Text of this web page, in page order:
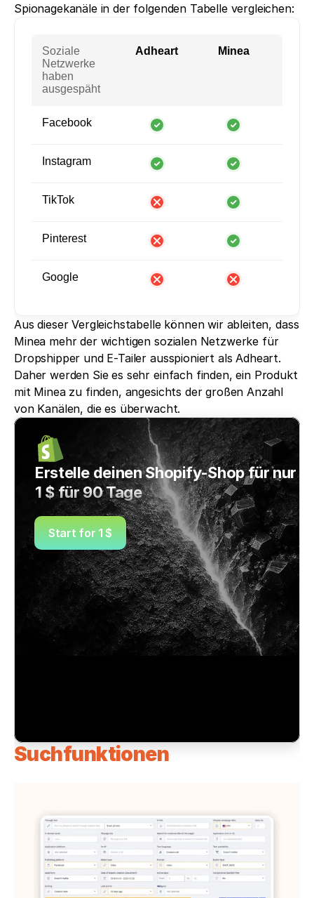
Spionagekanäle in der folgenden Tabelle vergleichen:
Soziale
Netzwerke
haben
ausgespäht
Adheart Minea
Facebook
Instagram
TikTok
Pinterest
Google
Aus dieser Vergleichstabelle können wir ableiten, dass
Minea mehr der wichtigen sozialen Netzwerke für
Dropshipper und E-Tailer ausspioniert als Adheart.
Daher werden Sie es sehr einfach finden, ein Produkt
mit Minea zu finden, angesichts der großen Anzahl
von Kanälen, die es überwacht.
Erstelle deinen Shopify-Shop für nur
1 $ für 90 Tage
Start for 1 $
Suchfunktionen